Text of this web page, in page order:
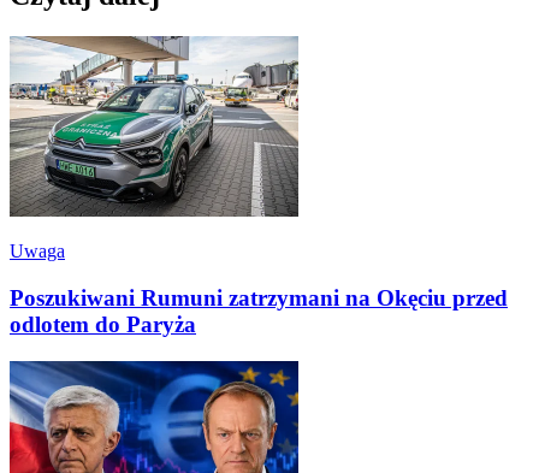
Uwaga
Poszukiwani Rumuni zatrzymani na Okęciu przed
odlotem do Paryża